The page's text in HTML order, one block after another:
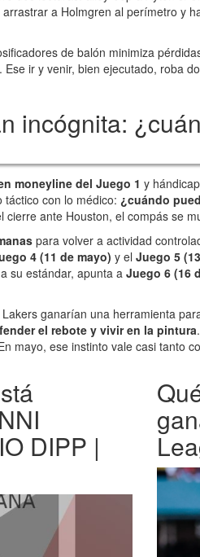
a Holmgren al perímetro y
de balón minimiza
ir y venir, bien ejecutado, roba
incógnita:
moneyline del Juego 1 y
con lo médico: ¿cuándo
ante Houston, el compás se
para volver a actividad
4 (11 de mayo) y el Juego 5
su estándar, apunta a Juego 6 (16
ganarían una herramienta
el rebote y vivir en la pintura
mayo, ese instinto vale casi tanto
DIPP |